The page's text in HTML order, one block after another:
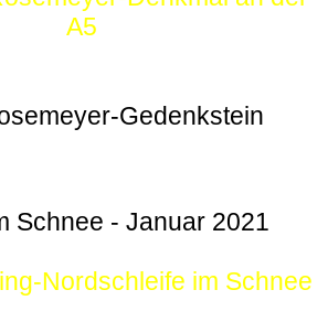
A5
Gedenkstein
Schnee - Januar 2021
Nordschleife im Schnee